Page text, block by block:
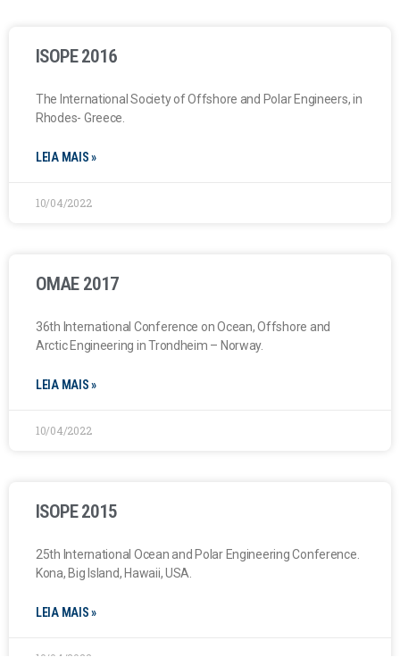
ISOPE 2016
The International Society of Offshore and Polar Engineers, in
Rhodes- Greece.
LEIA MAIS »
10/04/2022
OMAE 2017
36th International Conference on Ocean, Offshore and
Arctic Engineering in Trondheim – Norway.
LEIA MAIS »
10/04/2022
ISOPE 2015
25th International Ocean and Polar Engineering Conference.
Kona, Big Island, Hawaii, USA.
LEIA MAIS »